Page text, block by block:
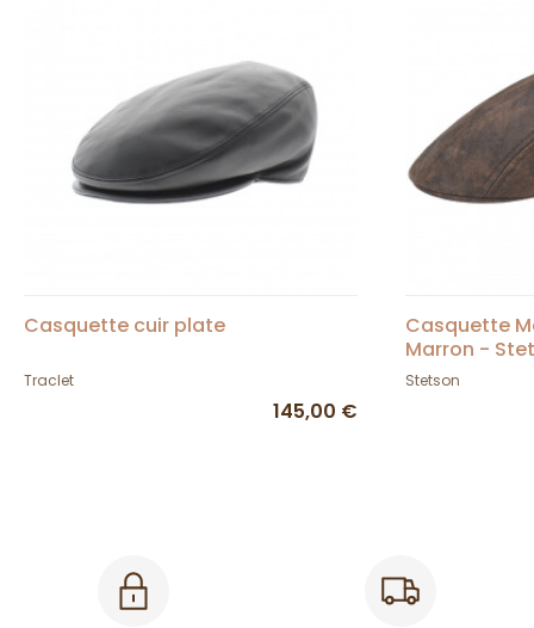
Casquette cuir plate
Traclet
145,00 €
Casquette
Marron -
Stetson